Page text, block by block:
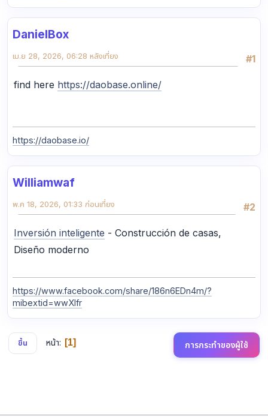
DanielBox
#1
เม.ย 28, 2026, 06:28 หลังเที่ยง
find here https://daobase.online/
https://daobase.io/
Williamwaf
#2
พ.ค 18, 2026, 01:33 ก่อนเที่ยง
Inversión inteligente - Construcción de casas,
Diseño moderno
https://www.facebook.com/share/186n6EDn4m/?
mibextid=wwXIfr
ขึ้น หน้า 1 การกระทำของผู้ใช้